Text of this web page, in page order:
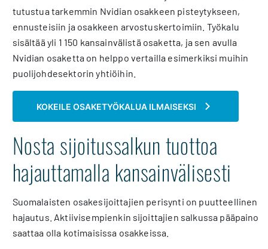
tutustua tarkemmin Nvidian osakkeen pisteytykseen,
ennusteisiin ja osakkeen arvostuskertoimiin. Työkalu
sisältää yli 1 150 kansainvälistä osaketta, ja sen avulla
Nvidian osaketta on helppo vertailla esimerkiksi muihin
puolijohdesektorin yhtiöihin.
KOKEILE OSAKETYÖKALUA ILMAISEKSI
Nosta sijoitussalkun tuottoa
hajauttamalla kansainvälisesti
Suomalaisten osakesijoittajien perisynti on puutteellinen
hajautus. Aktiivisempienkin sijoittajien salkussa pääpaino
saattaa olla kotimaisissa osakkeissa.